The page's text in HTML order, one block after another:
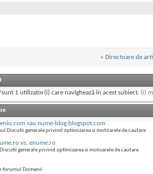
« Directoare de
1 utilizator(i) care navighează în acest subiect. (0
sau nume-blog.blogspot.com
Discutii generale privind optimizarea si motoarele de cautare
vs. enume.ro
generale privind optimizarea si motoarele de cautare
forumul Domenii